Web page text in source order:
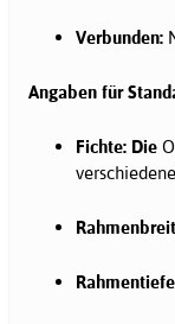
Verbunden:
Angaben für
Fichte: Die